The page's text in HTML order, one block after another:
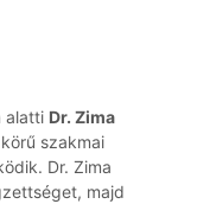
alatti Dr. Zima
szakmai
Dr. Zima
majd